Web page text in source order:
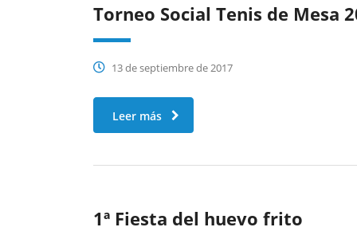
Torneo Social Tenis de Mesa
13 de septiembre de 2017
Leer más
1ª Fiesta del huevo frito